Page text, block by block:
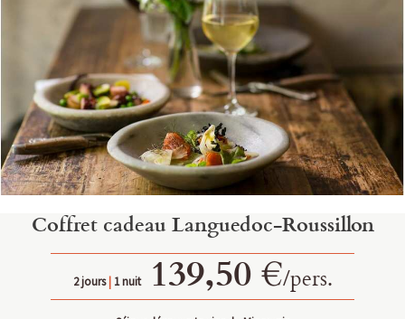
Coffret cadeau Languedoc-Roussillon
2 jours|1 nuit 139,50 €/pers.